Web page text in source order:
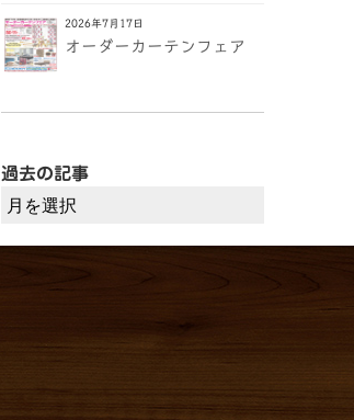
2026年7月17日
オーダーカーテンフェア
過去の記事